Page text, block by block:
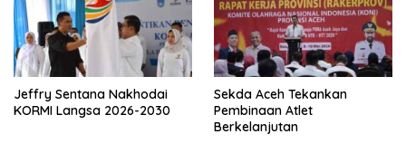
Jeffry Sentana Nakhodai
KORMI Langsa 2026-2030
Sekda Aceh Tekankan
Pembinaan Atlet
Berkelanjutan